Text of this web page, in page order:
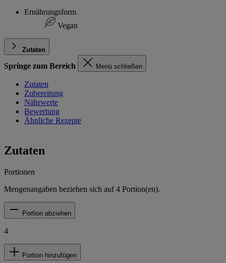
Ernährungsform
Vegan
Zutaten
Springe zum Bereich Menü schließen
Zutaten
Zubereitung
Nährwerte
Bewertung
Ähnliche Rezepte
Zutaten
Portionen
Mengenangaben beziehen sich auf4 Portion(en).
Portion abziehen
4
Portion hinzufügen